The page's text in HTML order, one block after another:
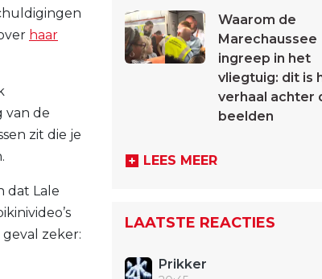
haar
van de
zit die je
dat Lale
zeker:
Waarom de
Marechaussee
ingreep in het
vliegtuig: dit is
verhaal achter
beelden
LEES MEER
LAATSTE REACTIES
Prikker